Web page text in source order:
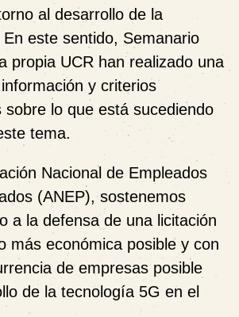
al desarrollo de la
este sentido, Semanario
propia UCR han realizado una
y criterios
sobre lo que está sucediendo
tema.
Nacional de Empleados
(ANEP), sostenemos
a la defensa de una licitación
más económica posible y con
de empresas posible
de la tecnología 5G en el